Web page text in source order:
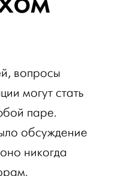
вопросы
могут стать
паре.
обсуждение
никогда